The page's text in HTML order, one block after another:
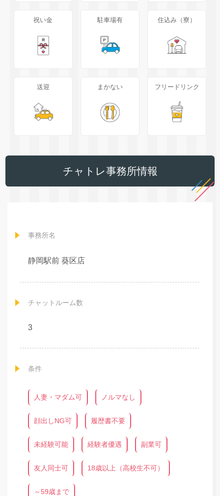
祝い金 駐車場有 住込み（寮）
送迎 まかない フリードリンク
チャトレ事務所情報
事務所名
静岡駅前 葵区店
チャットルーム数
3
条件
人妻・マダム可 ノルマなし
顔出しNG可 履歴書不要
未経験可能 経験者優遇 副業可
友人同士可 18歳以上（高校生不可）
～59歳まで